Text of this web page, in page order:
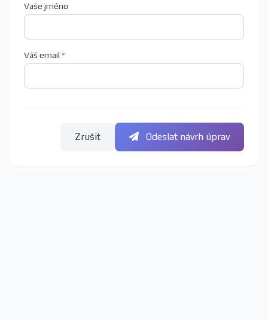
Vaše jméno
Váš email *
Zrušit Odeslat návrh úprav